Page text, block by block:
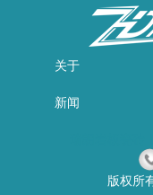
关于
新闻
版权所